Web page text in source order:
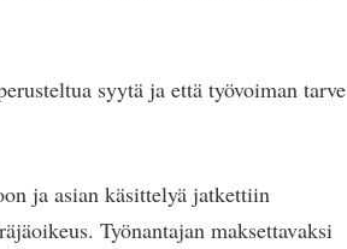
syytä ja että työvoiman tarve
ja asian käsittelyä jatkettiin
Työnantajan maksettavaksi